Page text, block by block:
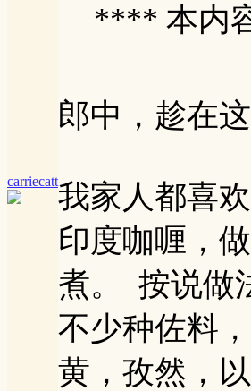
carriecatt
**** 本内
郎中，趁在
我家人都喜
印度咖喱，
煮。 按说做
不少种佐料
黄，孜然，